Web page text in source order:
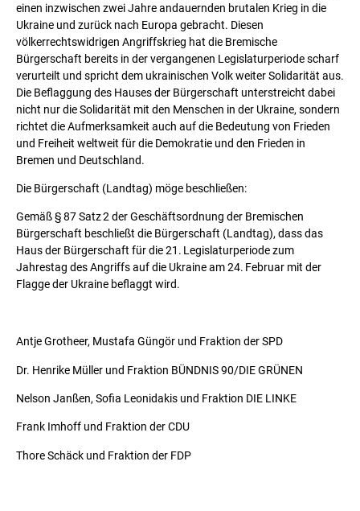
einen inzwischen zwei Jahre andauernden brutalen Krieg in die
Ukraine und zurück nach Europa gebracht. Diesen
völkerrechtswidrigen Angriffskrieg hat die Bremische
Bürgerschaft bereits in der vergangenen Legislaturperiode scharf
verurteilt und spricht dem ukrainischen Volk weiter Solidarität aus.
Die Beflaggung des Hauses der Bürgerschaft unterstreicht dabei
nicht nur die Solidarität mit den Menschen in der Ukraine, sondern
richtet die Aufmerksamkeit auch auf die Bedeutung von Frieden
und Freiheit weltweit für die Demokratie und den Frieden in
Bremen und Deutschland.
Die Bürgerschaft (Landtag) möge beschließen:
Gemäß § 87 Satz 2 der Geschäftsordnung der Bremischen
Bürgerschaft beschließt die Bürgerschaft (Landtag), dass das
Haus der Bürgerschaft für die 21. Legislaturperiode zum
Jahrestag des Angriffs auf die Ukraine am 24. Februar mit der
Flagge der Ukraine beflaggt wird.
Antje Grotheer, Mustafa Güngör und Fraktion der SPD
Dr. Henrike Müller und Fraktion BÜNDNIS 90/DIE GRÜNEN
Nelson Janßen, Sofia Leonidakis und Fraktion DIE LINKE
Frank Imhoff und Fraktion der CDU
Thore Schäck und Fraktion der FDP